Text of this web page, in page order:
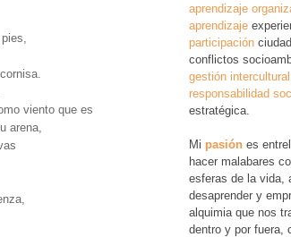
viento que es
arena,
aprendizaje
aprendizaje
participación
conflictos
gestión intercultural
responsabilidad
estratégica.
Mi pasión es
hacer malabares
esferas de la vida,
desaprender y
alquimia que nos
dentro y por fuera,